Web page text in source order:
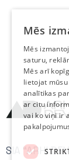
SIA “ARHI
Mēs
Mēs
saturu,
Mēs arī
lietojat
analītikas
ar citu
vai ko viņi ir